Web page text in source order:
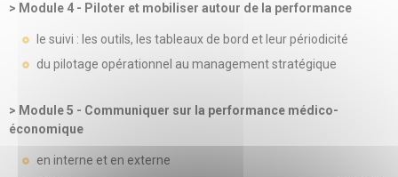
> Module 4 - Piloter et mobiliser autour de la performance
le suivi : les outils, les tableaux de bord et leur périodicité
du pilotage opérationnel au management stratégique
> Module 5 - Communiquer sur la performance médico-
économique
en interne et en externe